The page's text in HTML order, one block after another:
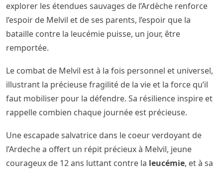
explorer les étendues sauvages de l’Ardèche renforce
l’espoir de Melvil et de ses parents, l’espoir que la
bataille contre la leucémie puisse, un jour, être
remportée.
Le combat de Melvil est à la fois personnel et universel,
illustrant la précieuse fragilité de la vie et la force qu’il
faut mobiliser pour la défendre. Sa résilience inspire et
rappelle combien chaque journée est précieuse.
Une escapade salvatrice dans le coeur verdoyant de
l’Ardeche a offert un répit précieux à Melvil, jeune
courageux de 12 ans luttant contre la leucémie, et à sa